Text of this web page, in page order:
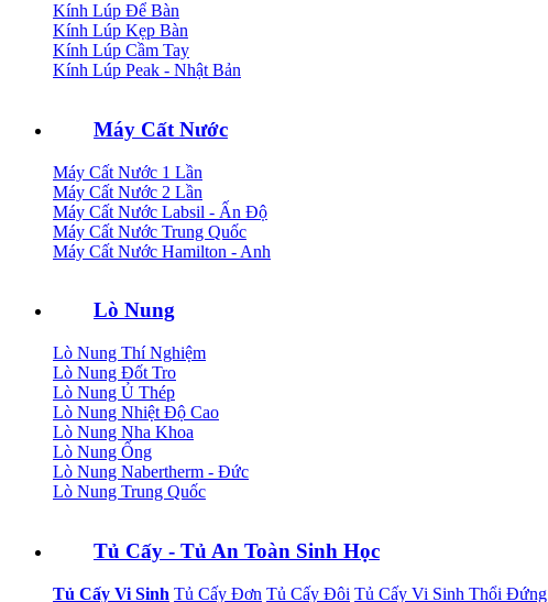
Kính Lúp Để Bàn
Kính Lúp Kẹp Bàn
Kính Lúp Cầm Tay
Kính Lúp Peak - Nhật Bản
Máy Cất Nước
Máy Cất Nước 1 Lần
Máy Cất Nước 2 Lần
Máy Cất Nước Labsil - Ấn Độ
Máy Cất Nước Trung Quốc
Máy Cất Nước Hamilton - Anh
Lò Nung
Lò Nung Thí Nghiệm
Lò Nung Đốt Tro
Lò Nung Ủ Thép
Lò Nung Nhiệt Độ Cao
Lò Nung Nha Khoa
Lò Nung Ống
Lò Nung Nabertherm - Đức
Lò Nung Trung Quốc
Tủ Cấy - Tủ An Toàn Sinh Học
Tủ Cấy Vi Sinh Tủ Cấy Đơn Tủ Cấy Đôi Tủ Cấy Vi Sinh Thổi Đứng